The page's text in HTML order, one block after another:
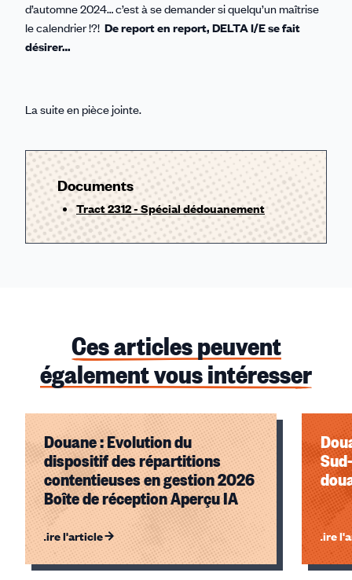
d’automne 2024… c’est à se demander si quelqu’un maîtrise
le calendrier !?! De report en report, DELTA I/E se fait
désirer…
La suite en pièce jointe.
Documents
Tract 2312 - Spécial dédouanement
Ces articles peuvent
également vous intéresser
Douane : Evolution du
dispositif des répartitions
contentieuses en gestion 2026
Boîte de réception Aperçu IA
Lire l'article Lire